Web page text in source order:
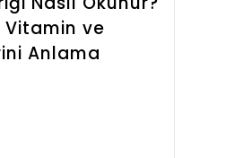
Vitamin ve
Anlama